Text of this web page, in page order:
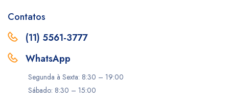
Contatos
(11) 5561-3777
WhatsApp
Segunda à Sexta: 8:30 – 19:00
Sábado: 8:30 – 15:00